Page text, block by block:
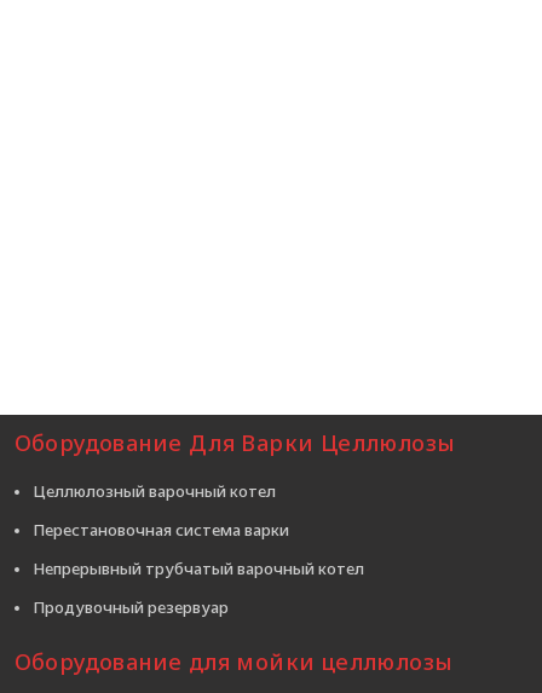
Оборудование Для Варки Целлюлозы
Целлюлозный варочный котел
Перестановочная система варки
Непрерывный трубчатый варочный котел
Продувочный резервуар
Оборудование для мойки целлюлозы